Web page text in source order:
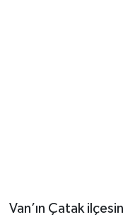
Van’ın Çatak